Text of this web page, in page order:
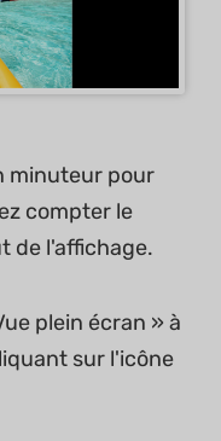
minuteur pour
compter le
de l'affichage.
plein écran » à
sur l'icône